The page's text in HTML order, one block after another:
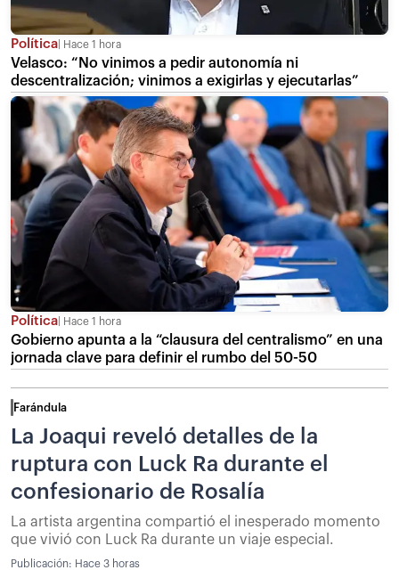
Política Hace 1 hora
Velasco: “No vinimos a pedir autonomía ni
descentralización; vinimos a exigirlas y ejecutarlas”
Política Hace 1 hora
Gobierno apunta a la “clausura del centralismo” en una
jornada clave para definir el rumbo del 50-50
Farándula
La Joaqui reveló detalles de la
ruptura con Luck Ra durante el
confesionario de Rosalía
La artista argentina compartió el inesperado momento
que vivió con Luck Ra durante un viaje especial.
Publicación: Hace 3 horas